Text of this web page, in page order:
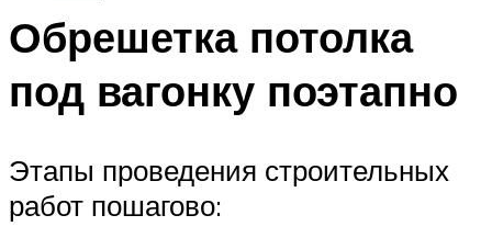
Обрешетка потолка
под вагонку поэтапно
Этапы проведения строительных
работ пошагово: